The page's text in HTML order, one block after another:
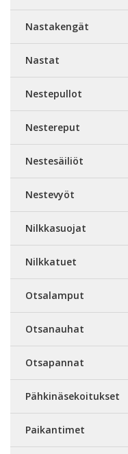
Nastakengät
Nastat
Nestepullot
Nestereput
Nestesäiliöt
Nestevyöt
Nilkkasuojat
Nilkkatuet
Otsalamput
Otsanauhat
Otsapannat
Pähkinäsekoitukset
Paikantimet